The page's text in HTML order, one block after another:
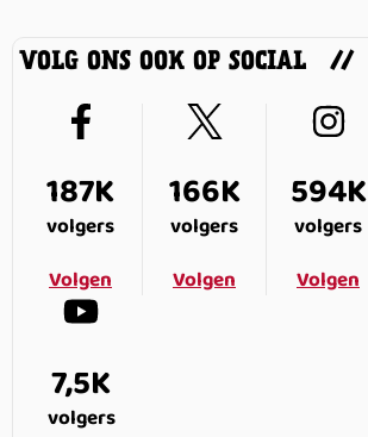
VOLG ONS OOK OP SOCIAL
187K
volgers
Volgen
166K
volgers
Volgen
594K
volgers
Volgen
7,5K
volgers